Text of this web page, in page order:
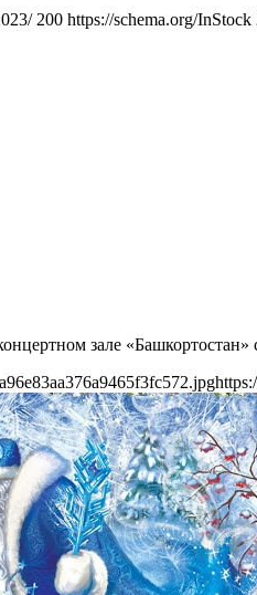
200 https://schema.org/InStock
зале